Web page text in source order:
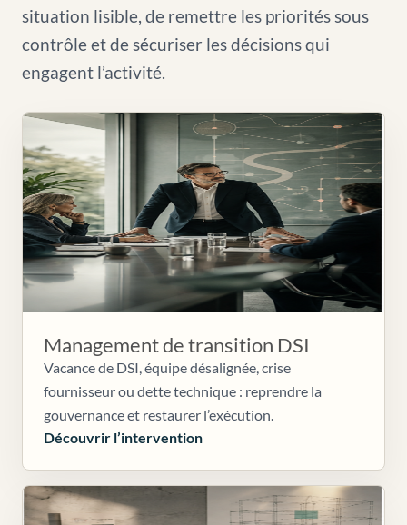
situation lisible, de remettre les priorités sous
contrôle et de sécuriser les décisions qui
engagent l’activité.
Management de transition DSI
Vacance de DSI, équipe désalignée, crise
fournisseur ou dette technique : reprendre la
gouvernance et restaurer l’exécution.
Découvrir l’intervention